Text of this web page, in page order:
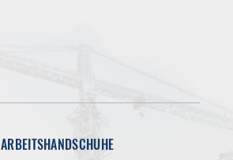
ARBEITSHANDSCHUHE